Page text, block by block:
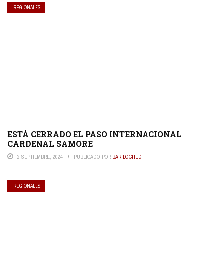
REGIONALES
ESTÁ CERRADO EL PASO INTERNACIONAL
CARDENAL SAMORÉ
2 SEPTIEMBRE, 2024 PUBLICADO POR BARILOCHED
REGIONALES